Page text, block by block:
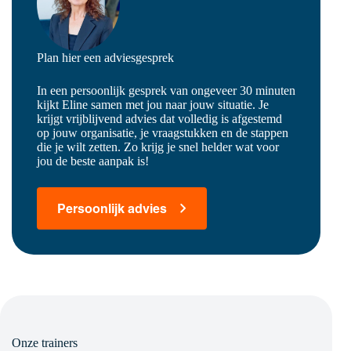
Plan hier een adviesgesprek
In een persoonlijk gesprek van ongeveer 30 minuten
kijkt Eline samen met jou naar jouw situatie. Je
krijgt vrijblijvend advies dat volledig is afgestemd
op jouw organisatie, je vraagstukken en de stappen
die je wilt zetten. Zo krijg je snel helder wat voor
jou de beste aanpak is!
Persoonlijk advies
Onze trainers